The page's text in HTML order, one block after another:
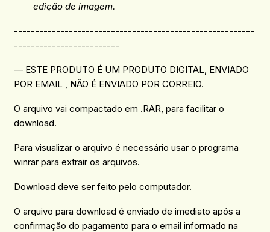
edição de imagem.
---------------------------------------------------------
-------------------------
— ESTE PRODUTO É UM PRODUTO DIGITAL, ENVIADO
POR EMAIL , NÃO É ENVIADO POR CORREIO.
O arquivo vai compactado em .RAR, para facilitar o
download.
Para visualizar o arquivo é necessário usar o programa
winrar para extrair os arquivos.
Download deve ser feito pelo computador.
O arquivo para download é enviado de imediato após a
confirmação do pagamento para o email informado na